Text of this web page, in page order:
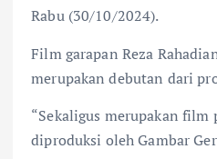
Rabu (30/10/2024).
Film garapan Reza
merupakan debutan dari
“Sekaligus merupakan film
diproduksi oleh Gambar